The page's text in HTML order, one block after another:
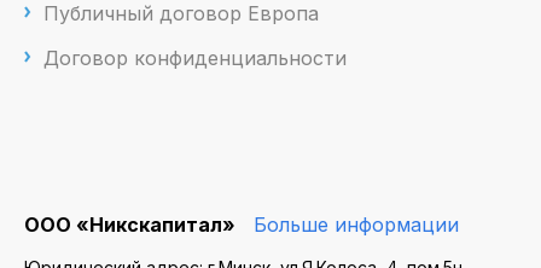
Публичный договор Европа
Договор конфиденциальности
ООО «Никскапитал» Больше информации